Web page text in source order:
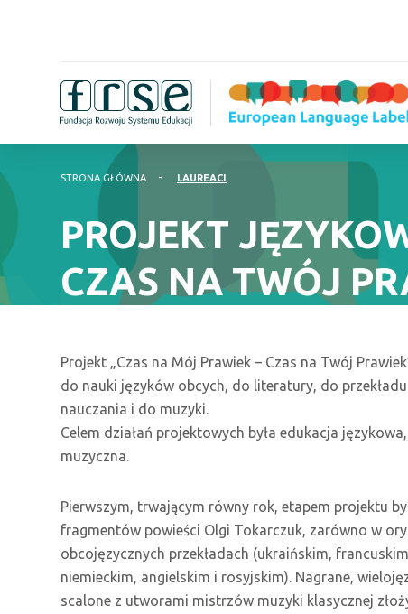
STRONA GŁÓWNA LAUREACI
PROJEKT
CZAS NA TWÓJ
Projekt „Czas na Mój Prawiek – Czas na Twój
do nauki języków obcych, do literatury, do
nauczania i do muzyki.
Celem działań projektowych była edukacja
muzyczna.
Pierwszym, trwającym równy rok, etapem projektu
fragmentów powieści Olgi Tokarczuk, zarówno w
obcojęzycznych przekładach (ukraińskim,
niemieckim, angielskim i rosyjskim). Nagrane,
scalone z utworami mistrzów muzyki klasycznej